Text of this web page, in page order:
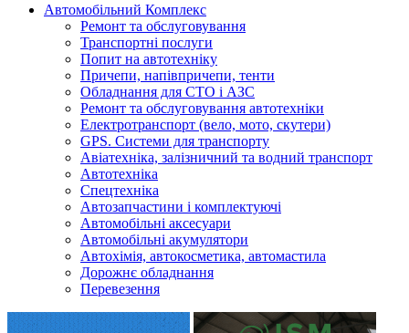
Автомобільний Комплекс
Ремонт та обслуговування
Транспортні послуги
Попит на автотехніку
Причепи, напівпричепи, тенти
Обладнання для СТО і АЗС
Ремонт та обслуговування автотехніки
Електротранспорт (вело, мото, скутери)
GPS. Системи для транспорту
Авіатехніка, залізничний та водний транспорт
Автотехніка
Спецтехніка
Автозапчастини і комплектуючі
Автомобільні аксесуари
Автомобільні акумулятори
Автохімія, автокосметика, автомастила
Дорожнє обладнання
Перевезення